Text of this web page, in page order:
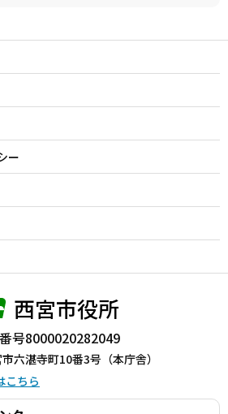
ー
西宮市役所
号8000020282049
六湛寺町10番3号（本庁舎）
こちら